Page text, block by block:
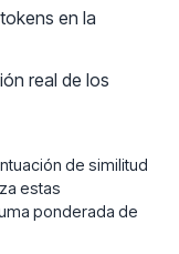
en la
real de los
de similitud
estas
ponderada de